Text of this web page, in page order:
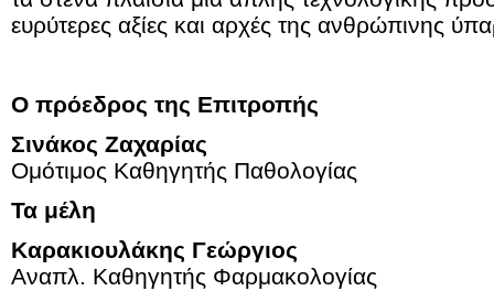
ευρύτερες αξίες και αρχές της ανθρώπινης
Ο πρόεδρος της Επιτροπής
Σινάκος Ζαχαρίας
Ομότιμος Καθηγητής Παθολογίας
Τα μέλη
Καρακιουλάκης Γεώργιος
Αναπλ. Καθηγητής Φαρμακολογίας